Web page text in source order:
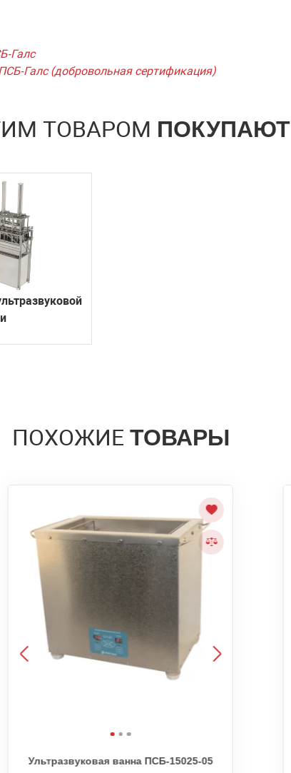
Галс
Галс (добровольная сертификация)
ТОВАРОМ ПОКУПАЮТ
ПОХОЖИЕ ТОВАРЫ
Ультразвуковая ванна ПСБ-15025-05